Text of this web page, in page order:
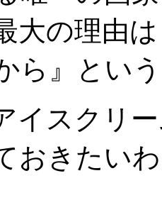
大の理由
ら』とい
イスクリ
おきたい